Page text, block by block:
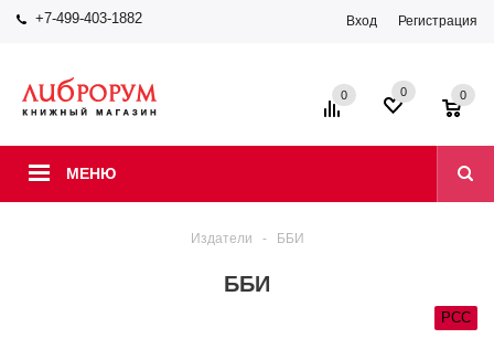
+7-499-403-1882 Вход Регистрация
МЕНЮ
0 0 0
Издатели - ББИ
ББИ
РСС